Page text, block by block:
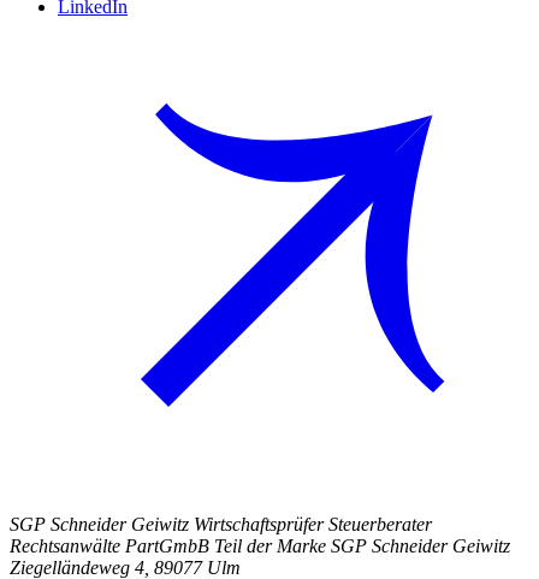
LinkedIn
SGP Schneider Geiwitz Wirtschaftsprüfer Steuerberater
Rechtsanwälte PartGmbB Teil der Marke SGP Schneider Geiwitz
Ziegelländeweg 4, 89077 Ulm